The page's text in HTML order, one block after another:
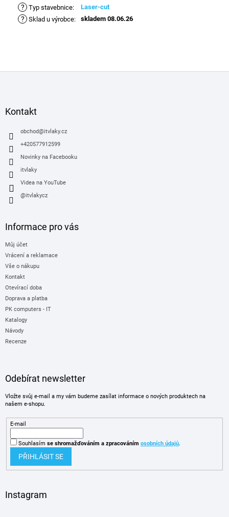
? Typ stavebnice: Laser-cut
? Sklad u výrobce: skladem 08.06.26
Kontakt
obchod@itvlaky.cz
+420577912599
Novinky na Facebooku
itvlaky
Videa na YouTube
@itvlakycz
Informace pro vás
Můj účet
Vrácení a reklamace
Vše o nákupu
Kontakt
Otevírací doba
Doprava a platba
PK computers - IT
Katalogy
Návody
Recenze
Odebírat newsletter
Vložte svůj e-mail a my vám budeme zasílat informace o nových produktech na
našem e-shopu.
E-mail
Souhlasím se shromažďováním a zpracováním osobních údajů.
PŘIHLÁSIT SE
Instagram